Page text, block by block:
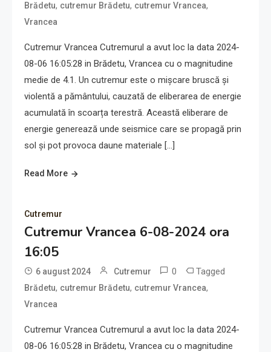
Brădetu, cutremur Brădetu, cutremur Vrancea,
Vrancea
Cutremur Vrancea Cutremurul a avut loc la data 2024-
08-06 16:05:28 in Brădetu, Vrancea cu o magnitudine
medie de 4.1. Un cutremur este o mișcare bruscă și
violentă a pământului, cauzată de eliberarea de energie
acumulată în scoarța terestră. Această eliberare de
energie generează unde seismice care se propagă prin
sol și pot provoca daune materiale […]
Read More
Cutremur
Cutremur Vrancea 6-08-2024 ora
16:05
6 august 2024 Cutremur 0 Tagged
Brădetu, cutremur Brădetu, cutremur Vrancea,
Vrancea
Cutremur Vrancea Cutremurul a avut loc la data 2024-
08-06 16:05:28 in Brădetu, Vrancea cu o magnitudine